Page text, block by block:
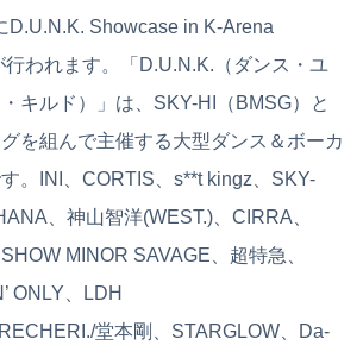
D.U.N.K. Showcase in K-Arena
われます。「D.U.N.K.（ダンス・ユ
キルド）」は、SKY-HI（BMSG）と
を組んで主催する大型ダンス＆ボーカ
。INI、CORTIS、s**t kingz、SKY-
、神山智洋(WEST.)、CIRRA、
MINOR SAVAGE、超特急、
ONLY、LDH
堂本剛、STARGLOW、Da-